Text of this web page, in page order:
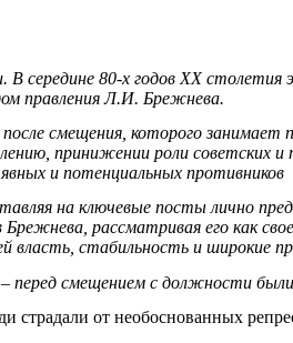
В середине 80-х годов XX
правления Л.И. Брежнева.
смещения, которого
принижении роли
и потенциальных противников
на ключевые посты лично
рассматривая его как
стабильность и широкие
перед смещением с должности
от необоснованных